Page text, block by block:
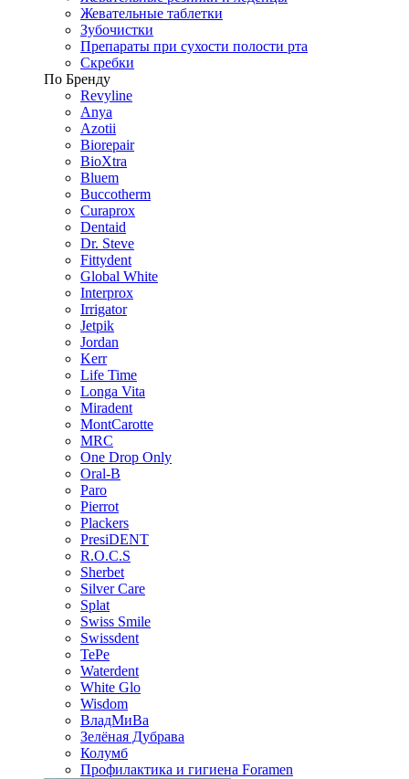
Жевательные таблетки
Зубочистки
Препараты при сухости полости рта
Скребки
По Бренду
Revyline
Anya
Azotii
Biorepair
BioXtra
Bluem
Buccotherm
Curaprox
Dentaid
Dr. Steve
Fittydent
Global White
Interprox
Irrigator
Jetpik
Jordan
Kerr
Life Time
Longa Vita
Miradent
MontCarotte
MRC
One Drop Only
Oral-B
Paro
Pierrot
Plackers
PresiDENT
R.O.C.S
Sherbet
Silver Care
Splat
Swiss Smile
Swissdent
TePe
Waterdent
White Glo
Wisdom
ВладМиВа
Зелёная Дубрава
Колумб
Профилактика и гигиена Foramen